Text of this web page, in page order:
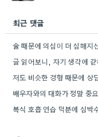
최근 댓글